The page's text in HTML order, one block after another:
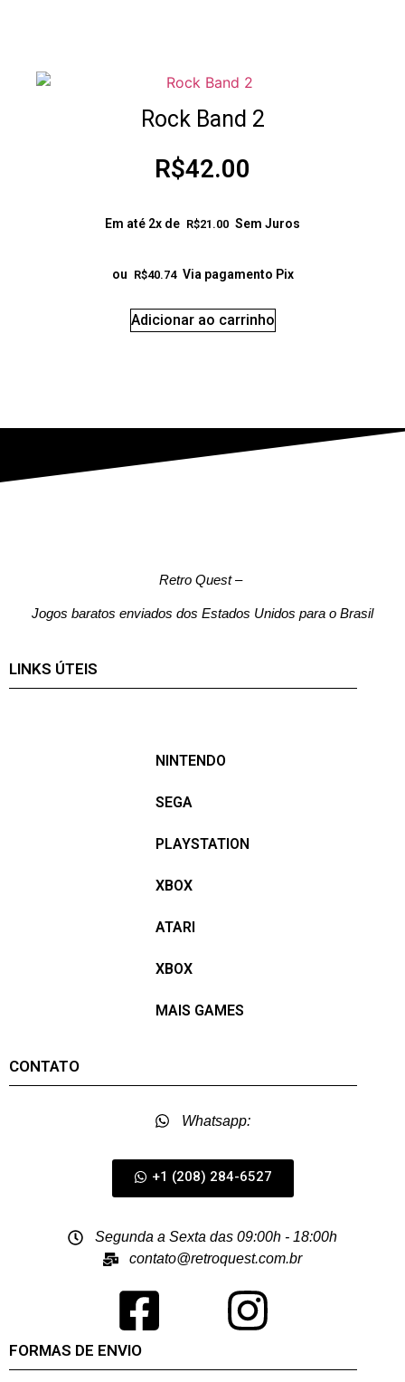
Rock Band 2
R$42.00
Em até 2x de R$21.00 Sem Juros
ou R$40.74 Via pagamento Pix
Adicionar ao carrinho
Retro Quest–
Jogos baratos enviados dos Estados Unidos para o Brasil
LINKS ÚTEIS
NINTENDO
SEGA
PLAYSTATION
XBOX
ATARI
XBOX
MAIS GAMES
CONTATO
Whatsapp:
+1 (208) 284-6527
Segunda a Sexta das 09:00h - 18:00h
contato@retroquest.com.br
FORMAS DE ENVIO